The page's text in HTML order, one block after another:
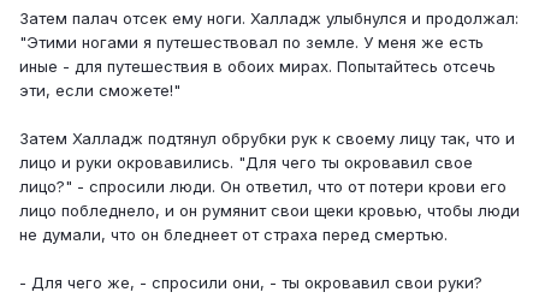
Затем палач отсек ему ноги. Халладж улыбнулся и продолжал:
"Этими ногами я путешествовал по земле. У меня же есть
иные - для путешествия в обоих мирах. Попытайтесь отсечь
эти, если сможете!"
Затем Халладж подтянул обрубки рук к своему лицу так, что и
лицо и руки окровавились. "Для чего ты окровавил свое
лицо?" - спросили люди. Он ответил, что от потери крови его
лицо побледнело, и он румянит свои щеки кровью, чтобы люди
не думали, что он бледнеет от страха перед смертью.
- Для чего же, - спросили они, - ты окровавил свои руки?